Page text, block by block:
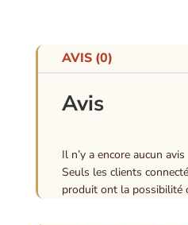
AVIS (0)
Avis
Il n’y a encore aucun avis
Seuls les clients
produit ont la possibilité